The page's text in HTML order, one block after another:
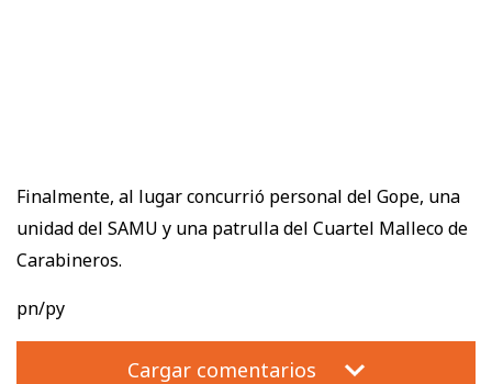
Finalmente, al lugar concurrió personal del Gope, una
unidad del SAMU y una patrulla del Cuartel Malleco de
Carabineros.
pn/py
Cargar comentarios